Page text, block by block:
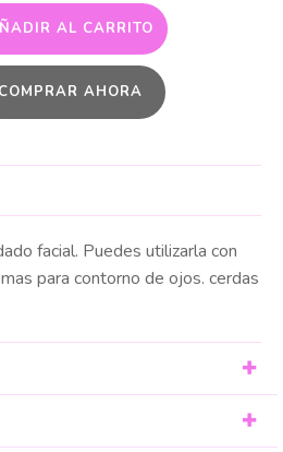
AL CARRITO
COMPRAR AHORA
facial. Puedes utilizarla con
para contorno de ojos. cerdas